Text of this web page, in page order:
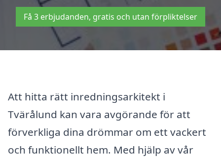
Få 3 erbjudanden, gratis och utan förpliktelser
Att hitta rätt inredningsarkitekt i
Tvärålund kan vara avgörande för att
förverkliga dina drömmar om ett vackert
och funktionellt hem. Med hjälp av vår